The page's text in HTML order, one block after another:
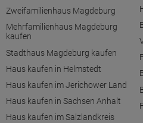
Zweifamilienhaus Magdeburg
Mehrfamilienhaus Magdeburg
kaufen
Stadthaus Magdeburg kaufen
Haus kaufen in Helmstedt
Haus kaufen im Jerichower Land
Haus kaufen in Sachsen Anhalt
Haus kaufen im Salzlandkreis